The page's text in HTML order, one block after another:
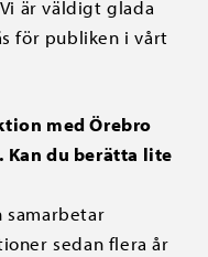
är väldigt glada
för publiken i vårt
med Örebro
. Kan du berätta lite
samarbetar
sedan flera år